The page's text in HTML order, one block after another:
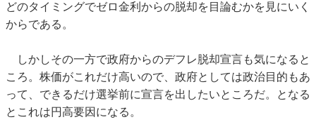
どのタイミングでゼロ金利からの脱却を目論むかを見にいく
からである。
しかしその一方で政府からのデフレ脱却宣言も気になると
ころ。株価がこれだけ高いので、政府としては政治目的もあ
って、できるだけ選挙前に宣言を出したいところだ。となる
とこれは円高要因になる。